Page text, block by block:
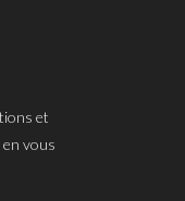
et
vous